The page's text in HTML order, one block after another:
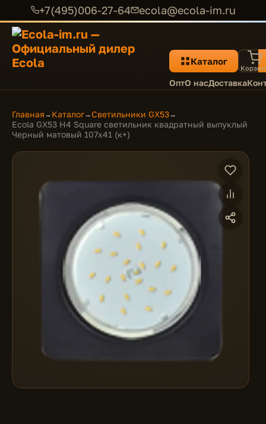
+7(495)006-27-64 ecola@ecola-im.ru
Каталог
ОптО насДоставка
Главная → Каталог→Светильники GX53→
Ecola GX53 H4 Square светильник квадратный выпуклый
Черный матовый 107x41 (к+)